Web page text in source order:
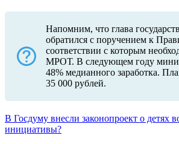
Напомним, что глава
обратился с поручением к
соответствии с которым
МРОТ. В следующем году
48% медианного заработка.
35 000 рублей.
В Госдуму внесли законопроект о детях
инициативы?